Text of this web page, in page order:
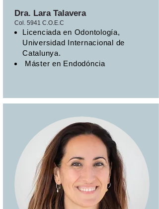
Dra. Lara Talavera
Col. 5941 C.O.E.C
Licenciada en Odontología,
Universidad Internacional de
Catalunya.
Máster en Endodóncia